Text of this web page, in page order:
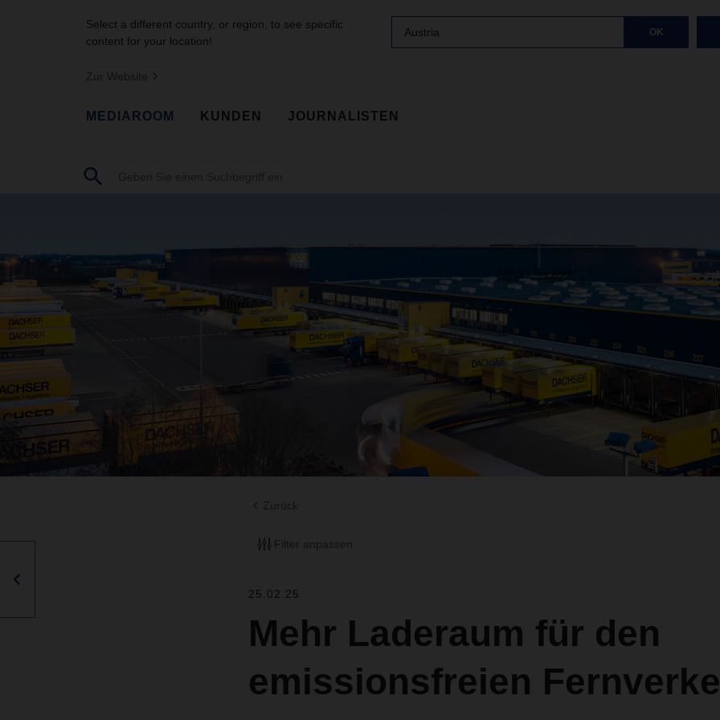
Select a different country, or region, to see specific
content for your location!
Austria OK
Zur Website
MEDIAROOM KUNDEN JOURNALISTEN
Zurück
Filter anpassen
25.02.25
Mehr Laderaum für den
emissionsfreien